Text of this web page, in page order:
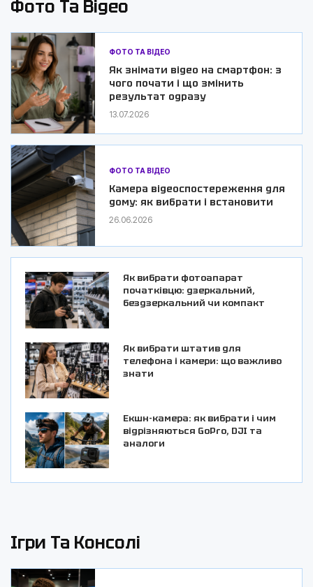
Фото Та Відео
ФОТО ТА ВІДЕО
Як знімати відео на смартфон: з
чого почати і що змінить
результат одразу
13.07.2026
ФОТО ТА ВІДЕО
Камера відеоспостереження для
дому: як вибрати і встановити
26.06.2026
Як вибрати фотоапарат
початківцю: дзеркальний,
бездзеркальний чи компакт
Як вибрати штатив для
телефона і камери: що важливо
знати
Екшн-камера: як вибрати і чим
відрізняються GoPro, DJI та
аналоги
Ігри Та Консолі